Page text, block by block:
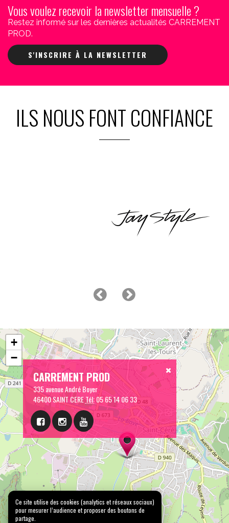
Vous voulez recevoir la newsletter mensuelle ?
Restez informé sur les dernières actualités CARREMENT
PROD.
S'INSCRIRE À LA NEWSLETTER
ILS NOUS FONT CONFIANCE
CARREMENT PROD
335 avenue André Boyer
46400 SAINT CERETél:05 65 14 06 33
+
−
Ce site utilise des cookies (analytics et réseaux sociaux)
pour mesurer l’audience et proposer des boutons de
partage.